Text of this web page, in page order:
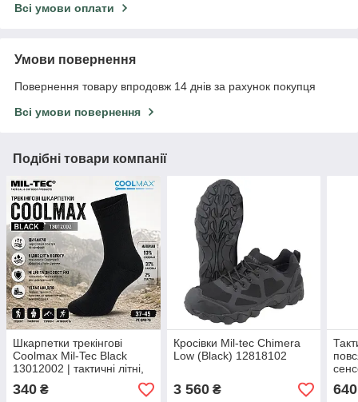
Всі умови оплати
Умови повернення
Повернення товару впродовж 14 днів за рахунок покупця
Всі умови повернення
Подібні товари компанії
Шкарпетки трекінгові
Coolmax Mil-Tec Black
13012002 | тактичні літні,
повітропроникні, під берці,
армійські, туристичні
340 ₴
Кросівки Mil-tec Chimera
Low (Black) 12818102
3 560₴ 640